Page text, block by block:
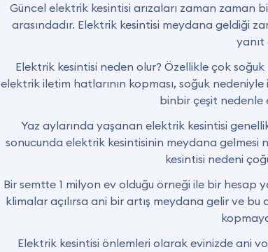
Güncel elektrik kesintisi arızaları zaman zaman
arasındadır. Elektrik kesintisi meydana geldiği
yanıt
Elektrik kesintisi neden olur? Özellikle çok
elektrik iletim hatlarının kopması, soğuk
binbir çeşit nedenle
Yaz aylarında yaşanan elektrik kesintisi
sonucunda elektrik kesintisinin meydana gelmesi
kesintisi nedeni
Bir semtte 1 milyon ev olduğu örneği ile bir hesap
klimalar açılırsa ani bir artış meydana gelir ve
Elektrik kesintisi önlemleri olarak evinizde ani